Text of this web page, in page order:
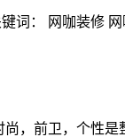
键词： 网咖装修
，前卫，个性